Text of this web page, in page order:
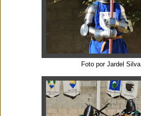
Foto por Jardel Silva